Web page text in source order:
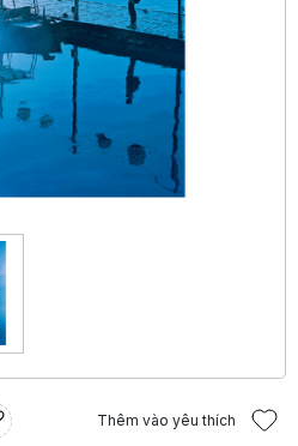
Thêm vào yêu thích